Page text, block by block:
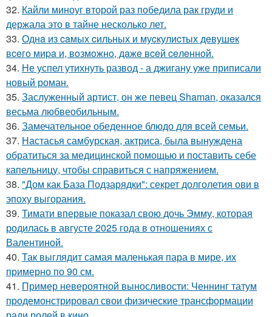
32. Кайли миноуг второй раз победила рак груди и
держала это в тайне несколько лет.
33. Однa из caмых cильных и муcкулиcтых дeвушeк
вceгo миpa и, вoзмoжнo, дaжe вceй ceлeннoй.
34. Не успел утихнуть развод - а джигану уже приписали
новый роман.
35. Заслуженный артист, он же певец Shaman, оказался
весьма любвеобильным.
36. Замечательное обеденное блюдо для всей семьи.
37. Настасья самбурская, актриса, была вынуждена
обратиться за медицинской помощью и поставить себе
капельницу, чтобы справиться с напряжением.
38. "Дом как База Подзарядки": секрет долголетия ови в
эпоху выгорания.
39. Тимати впервые показал свою дочь Эмму, которая
родилась в августе 2025 года в отношениях с
Валентиной.
40. Так выглядит самая маленькая пара в мире, их
примерно по 90 см.
41. Пример невероятной выносливости: Ченнинг татум
продемонстрировал свои физические трансформации